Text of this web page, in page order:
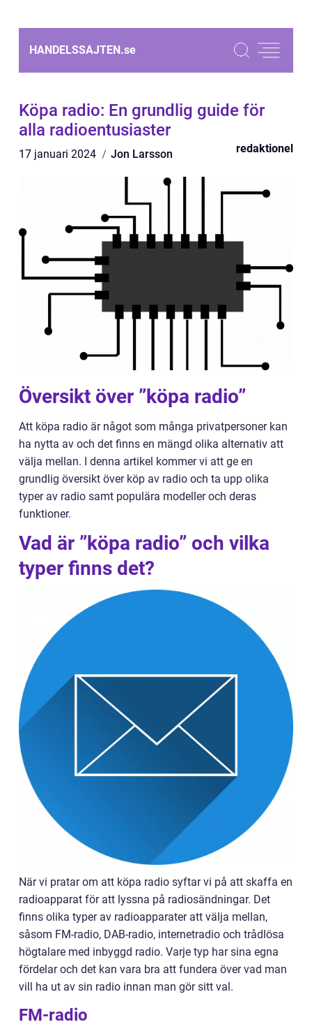
HANDELSSAJTEN.se
Köpa radio: En grundlig guide för
alla radioentusiaster
17 januari 2024 Jon Larsson redaktionel
Översikt över ”köpa radio”
Att köpa radio är något som många privatpersoner kan
ha nytta av och det finns en mängd olika alternativ att
välja mellan. I denna artikel kommer vi att ge en
grundlig översikt över köp av radio och ta upp olika
typer av radio samt populära modeller och deras
funktioner.
Vad är ”köpa radio” och vilka
typer finns det?
När vi pratar om att köpa radio syftar vi på att skaffa en
radioapparat för att lyssna på radiosändningar. Det
finns olika typer av radioapparater att välja mellan,
såsom FM-radio, DAB-radio, internetradio och trådlösa
högtalare med inbyggd radio. Varje typ har sina egna
fördelar och det kan vara bra att fundera över vad man
vill ha ut av sin radio innan man gör sitt val.
FM-radio